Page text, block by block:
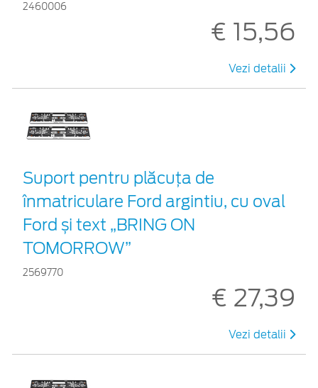
2460006
€ 15,56
Vezi detalii
Suport pentru plăcuța de
înmatriculare Ford argintiu, cu oval
Ford și text „BRING ON
TOMORROW”
2569770
€ 27,39
Vezi detalii